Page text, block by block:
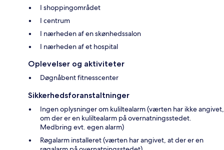
I shoppingområdet
I centrum
I nærheden af en skønhedssalon
I nærheden af et hospital
Oplevelser og aktiviteter
Døgnåbent fitnesscenter
Sikkerhedsforanstaltninger
Ingen oplysninger om kuliltealarm (værten har ikke angivet,
om der er en kuliltealarm på overnatningsstedet.
Medbring evt. egen alarm)
Røgalarm installeret (værten har angivet, at der er en